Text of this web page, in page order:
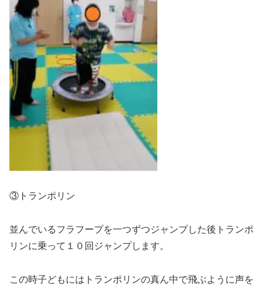
③トランポリン
並んでいるフラフープを一つずつジャンプした後トランポ
リンに乗って１０回ジャンプします。
この時子どもにはトランポリンの真ん中で飛ぶように声を